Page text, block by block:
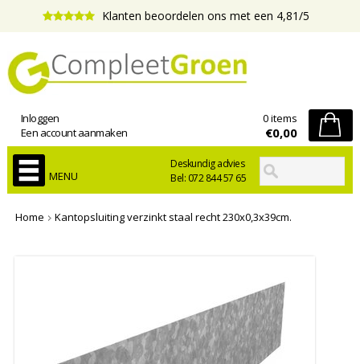
Klanten beoordelen ons met een 4,81/5
Deskundig advies
Bel: 072 844 57 65
Inloggen
Een account aanmaken
0 items
€0,00
MENU
Home Kantopsluiting verzinkt staal recht 230x0,3x39cm.